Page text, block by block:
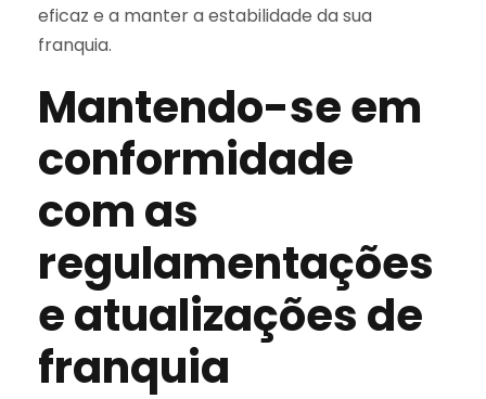
eficaz e a manter a estabilidade da sua
franquia.
Mantendo-se em
conformidade
com as
regulamentações
e atualizações de
franquia